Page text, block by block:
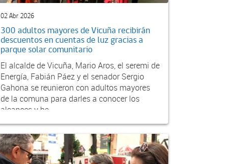
02 Abr 2026
300 adultos mayores de Vicuña recibirán
descuentos en cuentas de luz gracias a
parque solar comunitario
El alcalde de Vicuña, Mario Aros, el seremi de
Energía, Fabián Páez y el senador Sergio
Gahona se reunieron con adultos mayores
de la comuna para darles a conocer los
alcances y be...